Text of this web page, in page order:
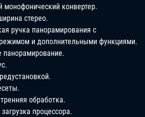
монофонический конвертер.
стерео.
ручка панорамирования с
и дополнительными функциями.
панорамирование.
обработка.
процессора.